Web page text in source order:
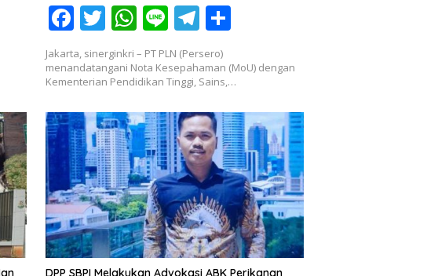
F
ac
e
b
o
o
k
T
w
itt
er
W
h
at
s
A
p
p
Li
n
e
T
el
e
gr
a
m
S
ar
e
Jakarta, sinerginkri – PT PLN (Persero)
menandatangani Nota Kesepahaman (MoU) dengan
Kementerian Pendidikan Tinggi, Sains,…
DPP SBPI Melakukan Advokasi ABK Perikanan